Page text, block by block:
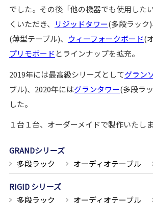
でした。その後「他の機器でも使用した
くいただき、
リジッドタワー(多段ラック)
(薄型テーブル)、 ウィーフォークボード(
プリモボード とラインナップを拡充。
2019年には最高級シリーズとしてグラン
ブル)、2020年にはグランタワー(多段ラ
した。
１台１台、オーダーメイドで製作いたしま
GRANDシリーズ
多段ラック
オーディオテーブル
RIGID シリーズ
多段ラック
オーディオテーブル